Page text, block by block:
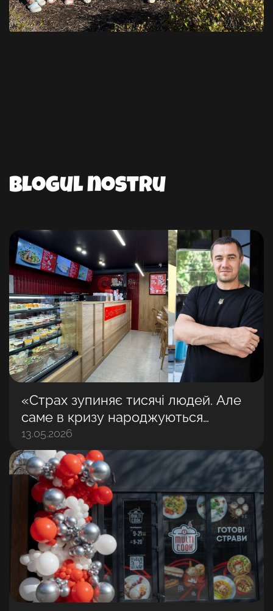
Blogul nostru
«Страх зупиняє тисячі людей. Але
саме в кризу народжуються
найбільші бізнеси»: Володимир
Матвійчук
13.05.2026